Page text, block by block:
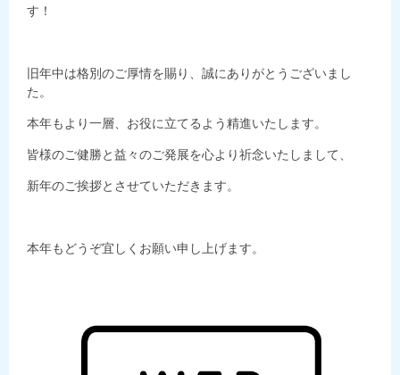
す！
旧年中は格別のご厚情を賜り、誠にありがとうございまし
た。
本年もより一層、お役に立てるよう精進いたします。
皆様のご健勝と益々のご発展を心より祈念いたしまして、
新年のご挨拶とさせていただきます。
本年もどうぞ宜しくお願い申し上げます。